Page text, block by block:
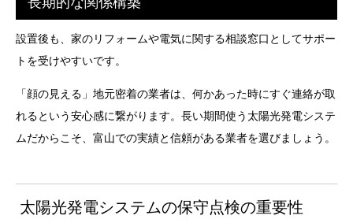
設置後も、家のリフォームや電気に関する相談窓口としてサポー
トを受けやすいです。
「顔の見える」地元密着の業者は、何かあった時にすぐ連絡が取
れるという安心感に繋がります。長い期間使う太陽光発電システ
ムだからこそ、富山での実績と信頼がある業者を選びましょう。
太陽光発電システムの保守点検の重要性